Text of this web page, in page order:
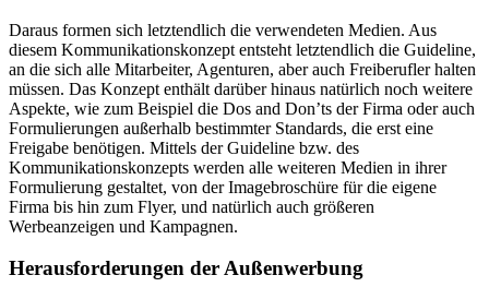
Daraus formen sich letztendlich die verwendeten Medien. Aus
diesem Kommunikationskonzept entsteht letztendlich die Guideline,
an die sich alle Mitarbeiter, Agenturen, aber auch Freiberufler halten
müssen. Das Konzept enthält darüber hinaus natürlich noch weitere
Aspekte, wie zum Beispiel die Dos and Don’ts der Firma oder auch
Formulierungen außerhalb bestimmter Standards, die erst eine
Freigabe benötigen. Mittels der Guideline bzw. des
Kommunikationskonzepts werden alle weiteren Medien in ihrer
Formulierung gestaltet, von der Imagebroschüre für die eigene
Firma bis hin zum Flyer, und natürlich auch größeren
Werbeanzeigen und Kampagnen.
Herausforderungen der Außenwerbung